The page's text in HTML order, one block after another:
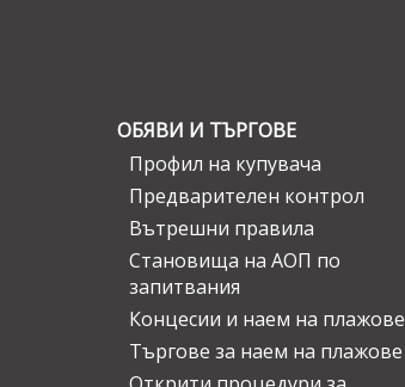
ОБЯВИ И ТЪРГОВЕ
Профил на купувача
Предварителен контрол
Вътрешни правила
Становища на АОП по
запитвания
Концесии и наем на плажове
Търгове за наем на плажове